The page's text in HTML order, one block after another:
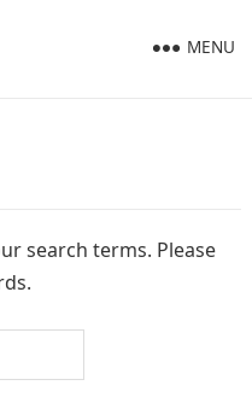
MENU
search terms. Please